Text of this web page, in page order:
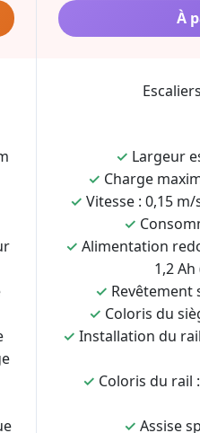
À
✓ Largeur
✓ Charge
✓ Vitesse : 0,15
✓
✓ Alimentation
1,2
✓ Revêtement
✓ Coloris du
✓ Installation du
✓ Coloris du rail
✓ Assise